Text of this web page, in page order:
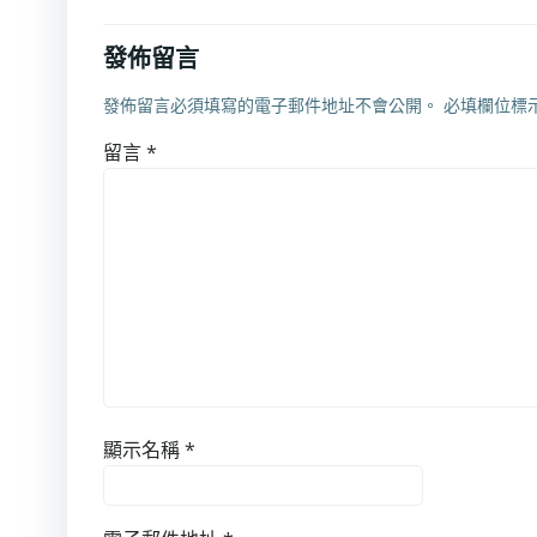
發佈留言
發佈留言必須填寫的電子郵件地址不會公開。 必填欄位標
留言*
顯示名稱*